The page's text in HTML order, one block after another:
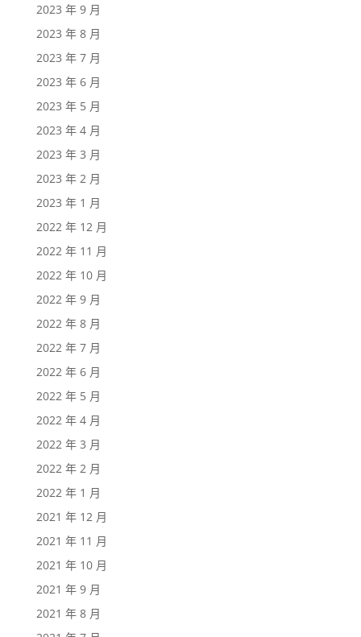
2023 年 9 月
2023 年 8 月
2023 年 7 月
2023 年 6 月
2023 年 5 月
2023 年 4 月
2023 年 3 月
2023 年 2 月
2023 年 1 月
2022 年 12 月
2022 年 11 月
2022 年 10 月
2022 年 9 月
2022 年 8 月
2022 年 7 月
2022 年 6 月
2022 年 5 月
2022 年 4 月
2022 年 3 月
2022 年 2 月
2022 年 1 月
2021 年 12 月
2021 年 11 月
2021 年 10 月
2021 年 9 月
2021 年 8 月